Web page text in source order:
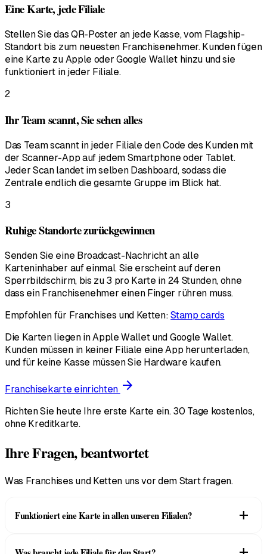
Eine Karte, jede Filiale
Stellen Sie das QR-Poster an jede Kasse, vom Flagship-
Standort bis zum neuesten Franchisenehmer. Kunden fügen
eine Karte zu Apple oder Google Wallet hinzu und sie
funktioniert in jeder Filiale.
2
Ihr Team scannt, Sie sehen alles
Das Team scannt in jeder Filiale den Code des Kunden mit
der Scanner-App auf jedem Smartphone oder Tablet.
Jeder Scan landet im selben Dashboard, sodass die
Zentrale endlich die gesamte Gruppe im Blick hat.
3
Ruhige Standorte zurückgewinnen
Senden Sie eine Broadcast-Nachricht an alle
Karteninhaber auf einmal. Sie erscheint auf deren
Sperrbildschirm, bis zu 3 pro Karte in 24 Stunden, ohne
dass ein Franchisenehmer einen Finger rühren muss.
Empfohlen für Franchises und Ketten:Stamp cards
Die Karten liegen in Apple Wallet und Google Wallet.
Kunden müssen in keiner Filiale eine App herunterladen,
und für keine Kasse müssen Sie Hardware kaufen.
Franchisekarte einrichten arrow_forward
Richten Sie heute Ihre erste Karte ein. 30 Tage kostenlos,
ohne Kreditkarte.
Ihre Fragen, beantwortet
Was Franchises und Ketten uns vor dem Start fragen.
Funktioniert eine Karte in allen unseren Filialen? add